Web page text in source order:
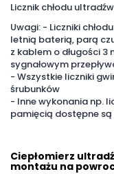
Licznik chłodu
Uwagi: - Liczniki
letnią baterią, parą
z kablem o długości 3
sygnałowym
- Wszystkie liczniki
śrubunków
- Inne wykonania np.
pamięcią dostępne
Ciepłomierz
montażu na